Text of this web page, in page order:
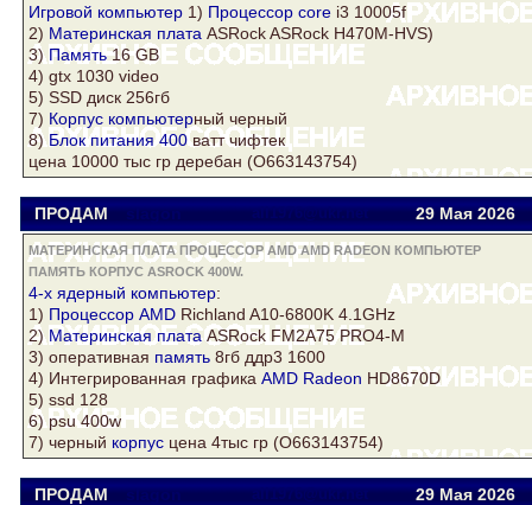
Игровой компьютер 1) Процессор core i3 10005f
2) Материнская плата ASRockASRock H470M-HVS)
3)Память16 GB
4) gtx 1030 video
5) SSD диск 256гб
7) Корпус компьютерный черный
8)Блок питания 400ватт чифтек
цена 10000 тыс гр деребан (O663143754)
ПРОДАМ slagon all1976@ukr.net 29 Мая 2026
МАТЕРИНСКАЯ ПЛАТА ПРОЦЕССОР AMD AMD RADEON КОМПЬЮТЕР
ПАМЯТЬ КОРПУС ASROCK 400W.
4-х ядерный компьютер:
1) Процессор AMD Richland A10-6800K 4.1GHz
2)Материнская плата ASRock FM2A75 PRO4-M
3) оперативная память 8гб ддр3 1600
4) Интегрированная графика AMD Radeon HD8670D
5) ssd 128
6) psu400w
7) черный корпус цена 4тыс гр (О663143754)
ПРОДАМ slagon all1976@ukr.net 29 Мая 2026